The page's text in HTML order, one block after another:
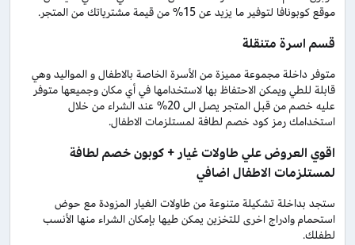
موقع كوبونافا لتوفير ما يزيد عن 15% من قيمة مشترياتك من المتجر.
قسم اسرة متنقلة
متوفر داخلة مجموعة مميزة من الأسرة الخاصة بالاطفال و المواليد وهي
قابلة للطي ويمكن الاحتفاظ بها لاستخدامها في أي مكان وجميعها متوفر
عليه خصم من قبل المتجر يصل الى 20% عند الشراء من خلال
استخدامك رمز كود خصم لطافة لمستلزمات الاطفال.
اقوي العروض علي طاولات غيار + كوبون خصم لطافة
لمستلزمات الاطفال اضافي
ستجد بداخلة تشكيلة متنوعة من طاولات الغيار المزودة مع حوض
استحمام وادراج اخرى للتخزين يمكن طيها بإمكان الشراء منها الأنسب
لطفلك.